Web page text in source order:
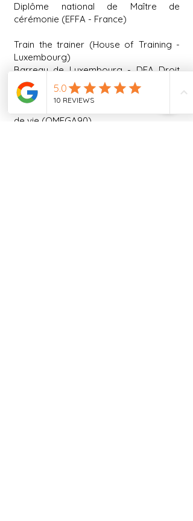
Diplôme national de Maître de
cérémonie (EFFA - France)
Train the trainer (House of Training -
Luxembourg)
Barreau de Luxembourg - DEA Droit
(France/USA)
de vie (OMEGA90)